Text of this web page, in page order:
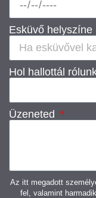
Esküvő helyszíne
Hol hallottál
Üzeneted
Az itt megadott
fel, valamint